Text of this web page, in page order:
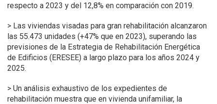
respecto a 2023 y del 12,8% en comparación con 2019.
> Las viviendas visadas para gran rehabilitación alcanzaron
las 55.473 unidades (+47% que en 2023), superando las
previsiones de la Estrategia de Rehabilitación Energética
de Edificios (ERESEE) a largo plazo para los años 2024 y
2025.
> Un análisis exhaustivo de los expedientes de
rehabilitación muestra que en vivienda unifamiliar, la